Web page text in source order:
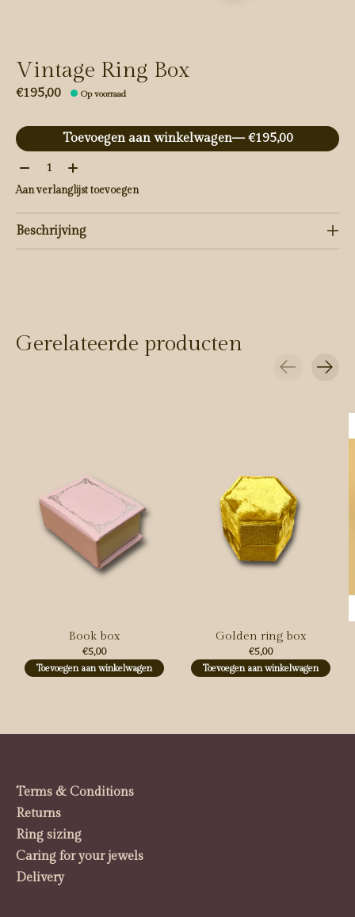
Vintage Ring Box
€195,00 Op voorraad
Toevoegen aan winkelwagen
— €195,00
Aantal:
Aan verlanglijst toevoegen
Beschrijving
Gerelateerde producten
Book box
€5,00
Toevoegen aan winkelwagen
Golden ring box
€5,00
Toevoegen aan winkelwagen
Terms & Conditions
Returns
Ring sizing
Caring for your jewels
Delivery